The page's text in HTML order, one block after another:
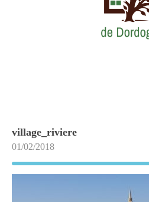
village_riviere
01/02/2018